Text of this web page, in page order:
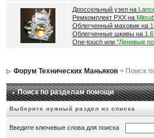
Дроссельный узел на
Ремкомплект РХХ на
Облегченный маховик на
Облегченные шкивы на
One-touch или "Ленивые
Форум Технических Маньяков> Поиск
Поиск по разделам помощи
Выберите нужный раздел из списка
Введите ключевые слова для поиска